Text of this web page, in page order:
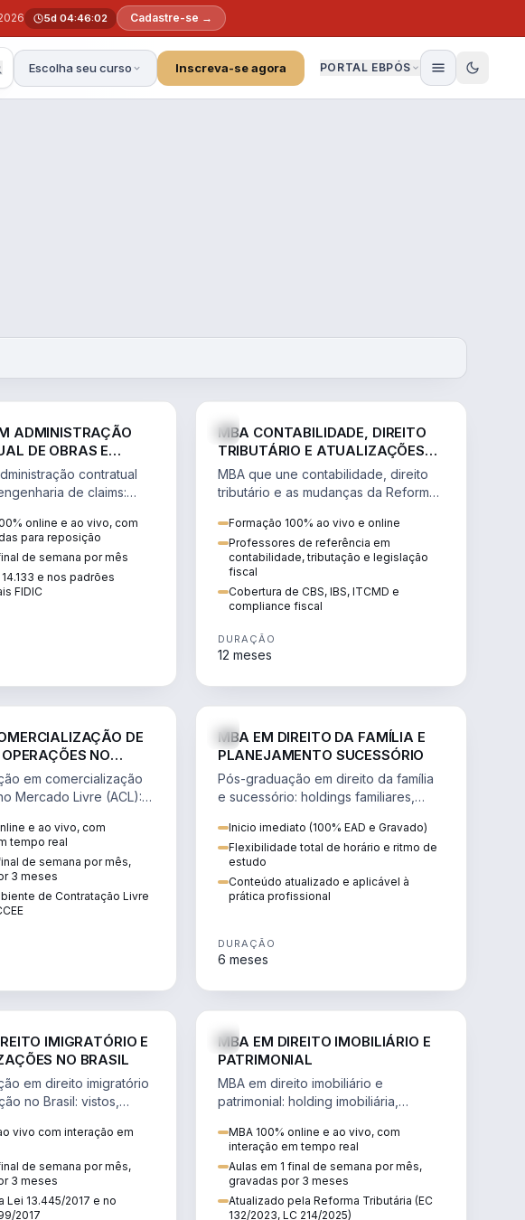
5d 04:46:01 Cadastre-se →
Escolha seu curso Inscreva-se agora PORTAL EBPÓS
ADMINISTRAÇÃO
DE OBRAS E
DE CLAIMScontratual
de claims:
analysis e FIDIC.
online e ao vivo, com
para reposição
de semana por mês
e nos padrões
FIDIC
MBA CONTABILIDADE, DIREITO
TRIBUTÁRIO E ATUALIZAÇÕES
DA REFORMA TRIBUTÁRIA
MBA que une contabilidade, direito
tributário e as mudanças da Reforma
estratégica no novo cenário.
Formação 100% ao vivo e online
Professores de referência em
contabilidade, tributação e legislação
fiscal
Cobertura de CBS, IBS, ITCMD e
compliance fiscal
DURAÇÃO
12 meses
DE
NO
em comercialização
Mercado Livre (ACL):
de clientes.
e ao vivo, com
tempo real
de semana por mês,
3 meses
de Contratação Livre
MBA EM DIREITO DA FAMÍLIA E
PLANEJAMENTO SUCESSÓRIO
Pós-graduação em direito da família
e sucessório: holdings familiares,
tributação da sucessão.
Inicio imediato (100% EAD e Gravado)
Flexibilidade total de horário e ritmo de
estudo
Conteúdo atualizado e aplicável à
prática profissional
DURAÇÃO
6 meses
IMIGRATÓRIO E
NO BRASIL
em direito imigratório
no Brasil: vistos,
imigrante.
vivo com interação em
de semana por mês,
3 meses
Lei 13.445/2017 e no
2017
MBA EM DIREITO IMOBILIÁRIO E
PATRIMONIAL
MBA em direito imobiliário e
patrimonial: holding imobiliária,
contratos e impactos da Reforma
Tributária.
MBA 100% online e ao vivo, com
interação em tempo real
Aulas em 1 final de semana por mês,
gravadas por 3 meses
Atualizado pela Reforma Tributária (EC
132/2023, LC 214/2025)